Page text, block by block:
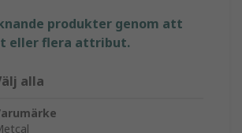
produkter genom att
eller flera attribut.
alla